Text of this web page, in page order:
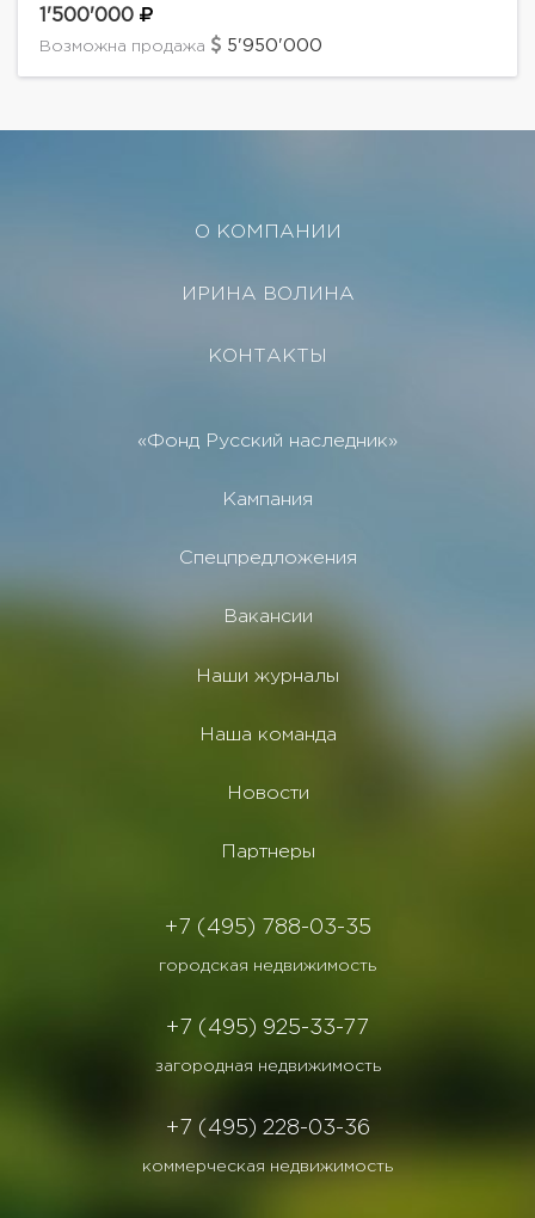
Киевского и Боровского ш. В поселке около 250
домовладений. Описание дома:...
1'500'000
Возможна продажа 5'950'000
О КОМПАНИИ
ИРИНА ВОЛИНА
КОНТАКТЫ
«Фонд Русский наследник»
Кампания
Спецпредложения
Вакансии
Наши журналы
Наша команда
Новости
Партнеры
+7 (495) 788-03-35
городская недвижимость
+7 (495) 925-33-77
загородная недвижимость
+7 (495) 228-03-36
коммерческая недвижимость